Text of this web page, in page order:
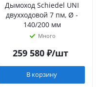
Дымоход Schiedel UNI
двухходовой 7 пм, Ø -
140/200 мм
Много
259 580₽/шт
В корзину